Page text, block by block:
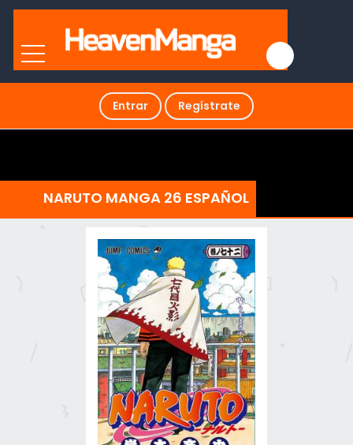
Entrar Regístrate
NARUTO MANGA 26 ESPAÑOL